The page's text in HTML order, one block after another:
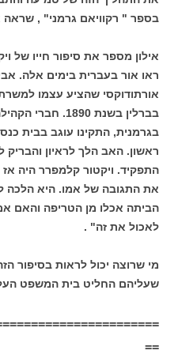
בספר " רקוויאם גרמני" , שראה
אילון מספר את סיפור חייו של
ראו אור בעברית בימים אלה.
אורתודוקסי שהציע עצמו
בברלין בשנת
בגרמנית, התקינו עוגב בבית
ראשון. האב הלך לראיון
התפקיד. ויקטור קלמפרר היה אז
את התגובה של אמו. היא הלכה
הביתה אכלו מן הטריפה והאם
לאכול את זה" .
מי שרוצה יכול לראות בסיפור
שעליהם החליט בית המשפט
==